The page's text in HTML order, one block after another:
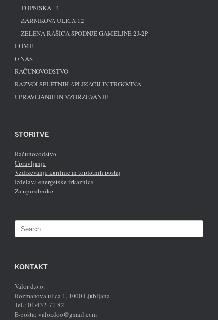
TOPNIŠKA 14
ZARNIKOVA ULICA 12
ZELENA RAŠICA SPODNJE GAMELJNE 2J-2P
HOME
O NAS
RAČUNOVODSTVO
RAZVOJ SPLETNIH APLIKACIJ IN TRGOVINA
UPRAVLJANJE IN VZDRŽEVANJE
STORITVE
Računovodstvo
Upravljanje
Vzdrževanje kurilnic in toplotnih postaj
Izdelava energetske izkaznice
Za uporabnike
Search
for:
KONTAKT
Valor d.o.o.
Rozmanova ulica 1, 1000 Ljubljana
Tel.: 01/432-72-82
E-pošta: valor.doo@gmail.com